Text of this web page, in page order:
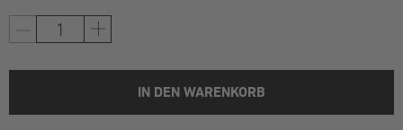
IN DEN WARENKORB